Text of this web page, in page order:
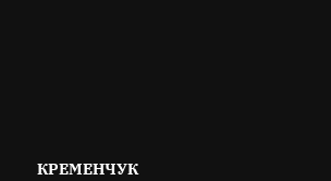
ОПУБЛІКОВАНО
КРЕМЕНЧУК